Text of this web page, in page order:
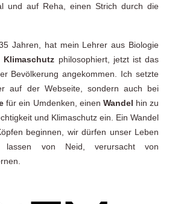
und auf Reha, einen Strich durch die
Jahren, hat mein Lehrer aus Biologie
Klimaschutz philosophiert, jetzt ist das
Bevölkerung angekommen. Ich setzte
auf der Webseite, sondern auch bei
für ein Umdenken, einen Wandel hin zu
und Klimaschutz ein. Ein Wandel
beginnen, wir dürfen unser Leben
lassen von Neid, verursacht von